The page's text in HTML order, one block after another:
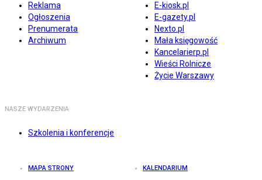
Reklama
Ogłoszenia
Prenumerata
Archiwum
E-kiosk.pl
E-gazety.pl
Nexto.pl
Mała księgowość
Kancelarierp.pl
Wieści Rolnicze
Życie Warszawy
NASZE WYDARZENIA
Szkolenia i konferencje
MAPA STRONY KALENDARIUM